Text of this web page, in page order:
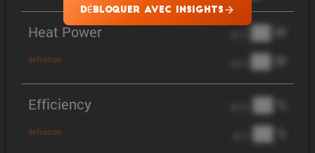
Heat Power
definition
██ W
██ W
Efficiency
definition
██ %
██ %
DÉBLOQUER AVEC INSIGHTS